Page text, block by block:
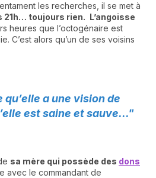
les recherches, il se met à
21h… toujours rien. L’angoisse
heures que l’octogénaire est
C’est alors qu’un de ses voisins
qu’elle a une vision de
est saine et sauve..."
sa mère qui possède des dons
avec le commandant de